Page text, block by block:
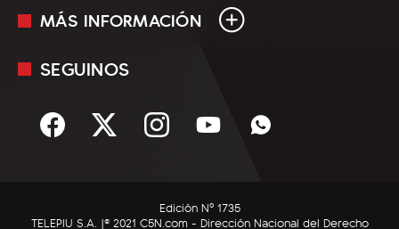
En Vivo
Sociedad
C5N Autos
MÁS INFORMACIÓN
Mediakit
Términos y condiciones
SEGUINOS
Edición Nº 1735
TELEPIU S.A. |© 2021 C5N.com - Dirección Nacional del Derecho